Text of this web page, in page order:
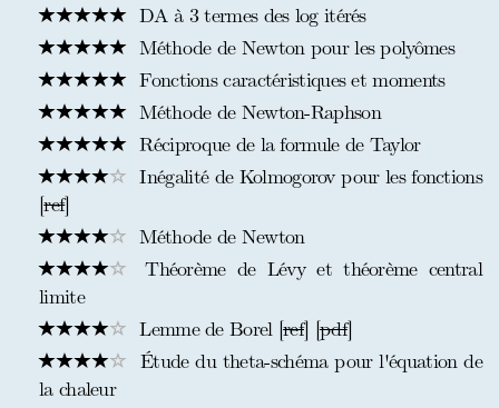
DA à 3 termes des log itérés
Méthode de Newton pour les polyômes
Fonctions caractéristiques et moments
Méthode de Newton-Raphson
Réciproque de la formule de Taylor
Inégalité de Kolmogorov pour les fonctions
[ref]
Méthode de Newton
Théorème de Lévy et théorème central
limite
Lemme de Borel [ref] [pdf]
Étude du theta-schéma pour l'équation de
la chaleur